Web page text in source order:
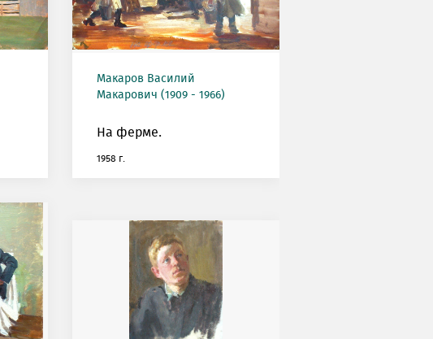
Макаров Василий
Макарович (1909 - 1966)
На ферме.
1958 г.